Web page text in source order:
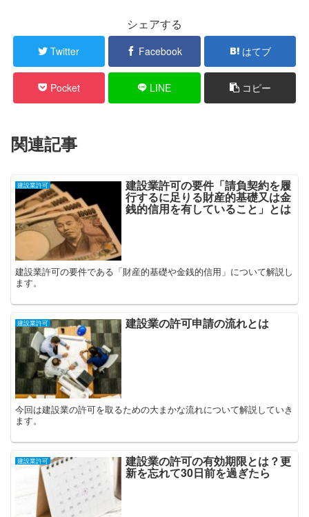
シェアする
Twitter Facebook はてブ
Pocket LINE コピー
関連記事
建設業許可 建設業許可の要件「請負契約を履
行するに足りる財産的基礎又は金
銭的信用を有していること」とは
建設業許可の要件である「財産的基礎や金銭的信用」について解説し
ます。
建設業許可 建設業の許可申請の流れとは
今回は建設業の許可を取るための大まかな流れについて解説していき
ます。
建設業許可 建設業の許可の有効期限とは？更
新を忘れて30日前を過ぎたら